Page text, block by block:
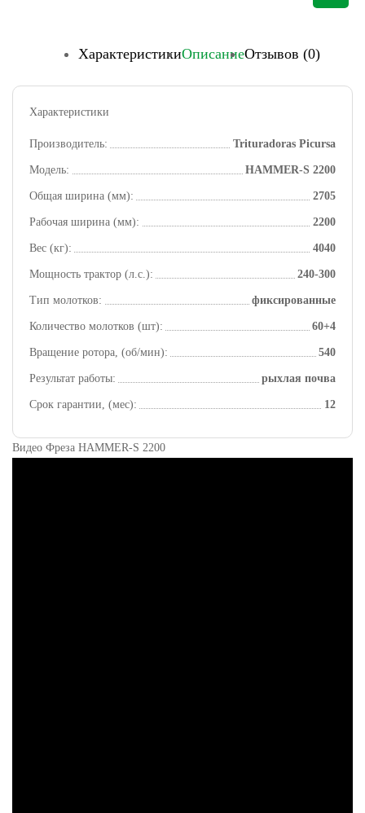
ХарактеристикиОписаниеОтзывов (0)
Характеристики
Производитель: Trituradoras Picursa
Модель: HAMMER-S 2200
Общая ширина (мм): 2705
Рабочая ширина (мм): 2200
Вес (кг): 4040
Мощность трактор (л.с.): 240-300
Тип молотков: фиксированные
Количество молотков (шт): 60+4
Вращение ротора, (об/мин): 540
Результат работы: рыхлая почва
Срок гарантии, (мес): 12
Видео Фреза HAMMER-S 2200